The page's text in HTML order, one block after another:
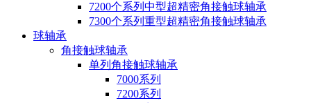
7200个系列中型超精密角接触球轴承
7300个系列重型超精密角接触球轴承
球轴承
角接触球轴承
单列角接触球轴承
7000系列
7200系列